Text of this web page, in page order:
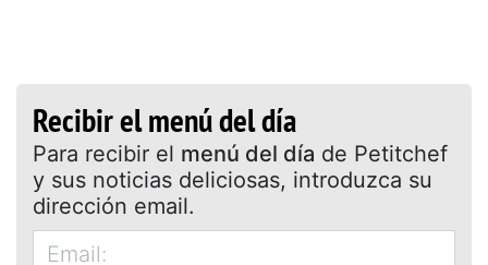
Recibir el menú del día
Para recibir el menú del día de Petitchef
y sus noticias deliciosas, introduzca su
dirección email.